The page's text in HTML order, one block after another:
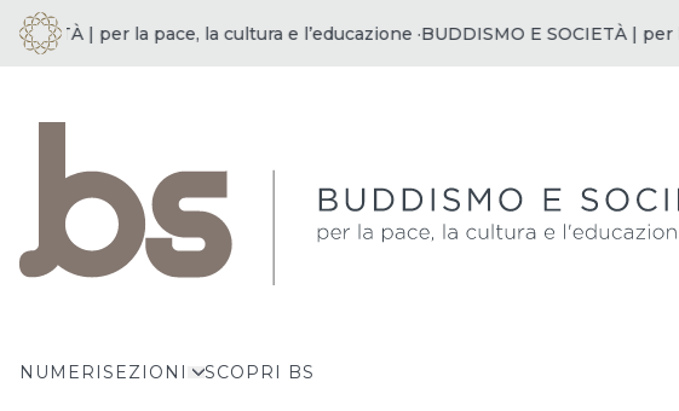
| per la pace, la cultura e l’educazione ·BUDDISMO E SOCIETÀ | per
NUMERISEZIONI SCOPRI BS